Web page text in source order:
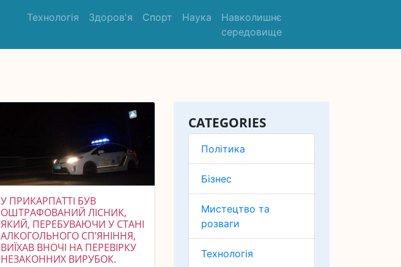
Технологія Здоров'я Спорт Наука
Навколишнє
середовище
CATEGORIES
Політика
Бізнес
Мистецтво та
розваги
Технологія
У ПРИКАРПАТТІ БУВ
ОШТРАФОВАНИЙ ЛІСНИК,
ЯКИЙ, ПЕРЕБУВАЮЧИ У СТАНІ
АЛКОГОЛЬНОГО СП’ЯНІННЯ,
ВИЇХАВ ВНОЧІ НА ПЕРЕВІРКУ
НЕЗАКОННИХ ВИРУБОК.